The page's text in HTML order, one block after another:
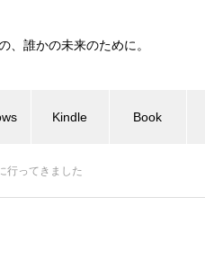
、誰かの未来のために。
Kindle Book
行ってきました